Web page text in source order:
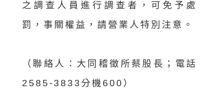
之調查人員進行調查者，可免予處
罰，事關權益，請營業人特別注意。
（聯絡人：大同稽徵所蔡股長；電話
2585-3833分機600）